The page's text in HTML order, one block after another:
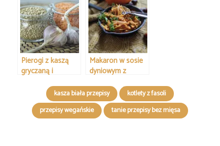
Pierogi z kaszą
gryczaną i
czerwoną
Makaron w sosie
dyniowym z
kasza biała przepisy
kotlety z fasoli
przepisy wegańskie
tanie przepisy bez mięsa